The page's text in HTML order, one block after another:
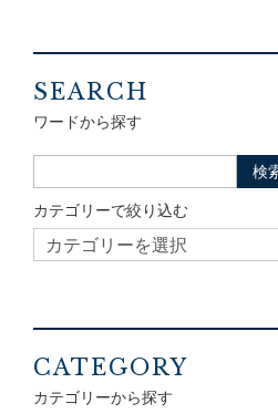
SEARCH
ワードから探す
カテゴリーで絞り込む
CATEGORY
カテゴリーから探す